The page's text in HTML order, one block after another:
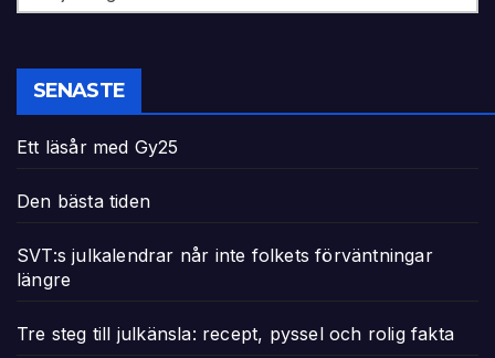
SENASTE
Ett läsår med Gy25
Den bästa tiden
SVT:s julkalendrar når inte folkets förväntningar
längre
Tre steg till julkänsla: recept, pyssel och rolig fakta